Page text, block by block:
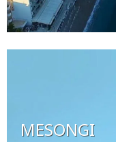
MESONGI